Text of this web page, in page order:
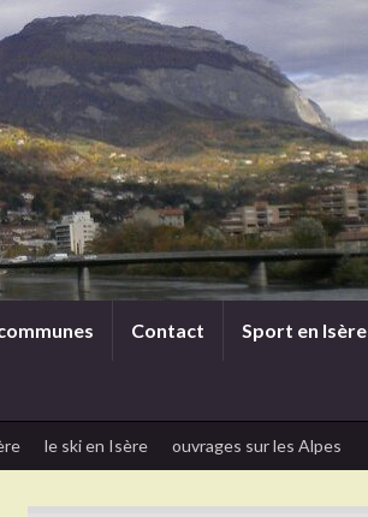
Contact Sport en Isère
le ski en Isère ouvrages sur les Alpes